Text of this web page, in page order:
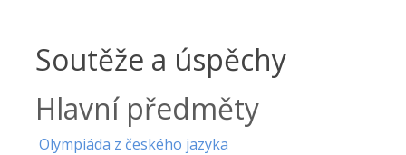
Soutěže a úspěchy
Hlavní předměty
Olympiáda z českého jazyka